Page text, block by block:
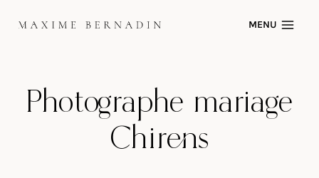
MENU
Photographe mariage
Chirens